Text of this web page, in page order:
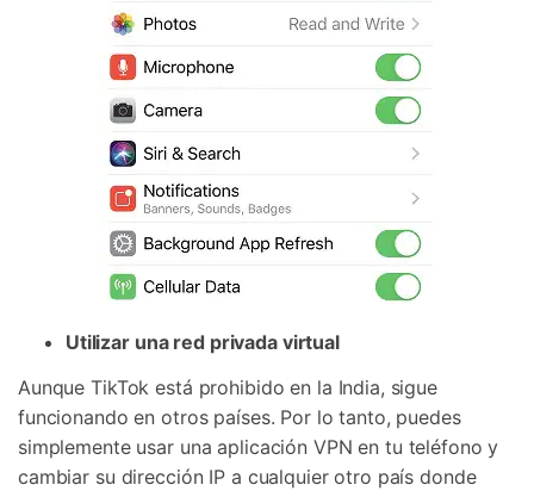
Utilizar una red privada virtual
Aunque TikTok está prohibido en la India, sigue
funcionando en otros países. Por lo tanto, puedes
simplemente usar una aplicación VPN en tu teléfono y
cambiar su dirección IP a cualquier otro país donde